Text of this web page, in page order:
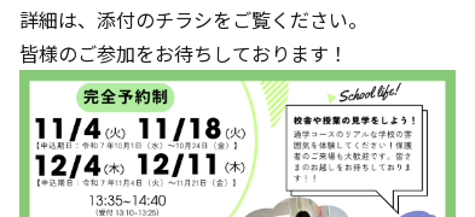
詳細は、添付のチラシをご覧ください。
皆様のご参加をお待ちしております！